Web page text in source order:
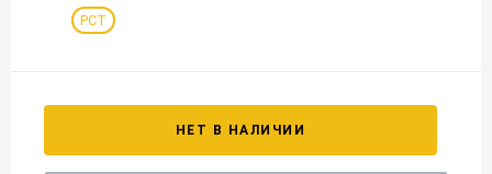
РСТ
НЕТ В НАЛИЧИИ